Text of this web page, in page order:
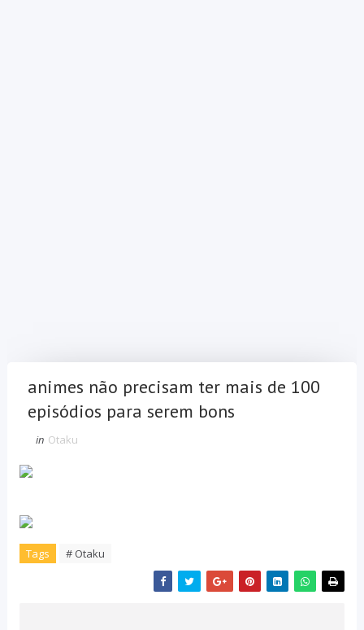
animes não precisam ter mais de 100
episódios para serem bons
in Otaku
Tags # Otaku